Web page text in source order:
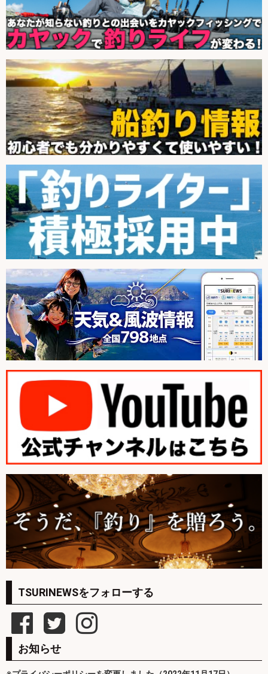
TSURINEWSをフォローする
お知らせ